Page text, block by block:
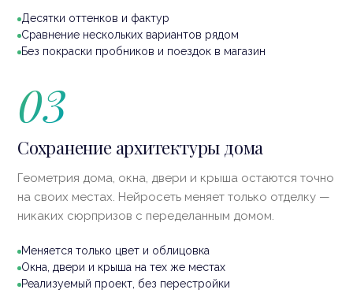
Десятки оттенков и фактур
Сравнение нескольких вариантов рядом
Без покраски пробников и поездок в магазин
Штукатурка Кирпич красный
Камень
03
Сохранение архитектуры дома
Геометрия дома, окна, двери и крыша остаются точно
на своих местах. Нейросеть меняет только отделку —
никаких сюрпризов с переделанным домом.
Меняется только цвет и облицовка
Окна, двери и крыша на тех же местах
Реализуемый проект, без перестройки
Архитектура сохранена